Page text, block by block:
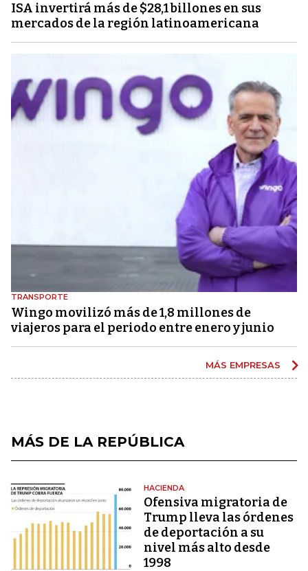
ISA invertirá más de $28,1 billones en sus
mercados de la región latinoamericana
TRANSPORTE
Wingo movilizó más de 1,8 millones de
viajeros para el periodo entre enero y junio
MÁS EMPRESAS
MÁS DE LA REPÚBLICA
HACIENDA
Ofensiva migratoria de
Trump lleva las órdenes
de deportación a su
nivel más alto desde
1998